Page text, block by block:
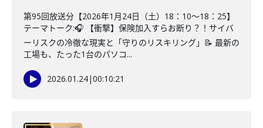
第95回放送分【2026年1月24日（土）18：10～18：25】
テーマトーク:🎧 【衝撃】保険加入すらお断り？！サイバ
ーリスクの冷徹な現実と「守りのリスキリング」📝 最新の
工場も、たった1台のパソコ...
2026.01.24|00:10:21